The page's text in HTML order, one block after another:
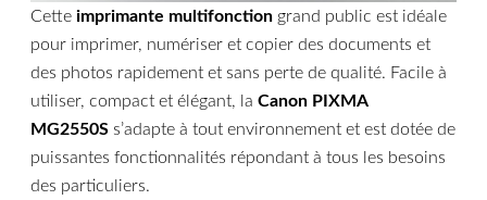
Cetteimprimante multifonction grand public est idéale
pour imprimer, numériser et copier des documents et
des photos rapidement et sans perte de qualité. Facile à
utiliser, compact et élégant, laCanon PIXMA
MG2550S s’adapte à tout environnement et est dotée de
puissantes fonctionnalités répondant à tous les besoins
des particuliers.